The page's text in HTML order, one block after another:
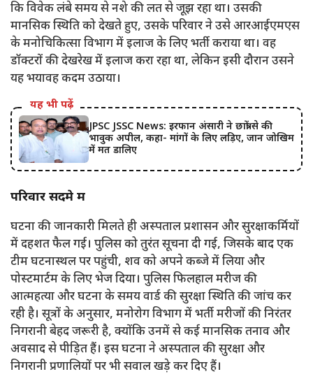
कि विवेक लंबे समय से नशे की लत से जूझ रहा था। उसकी
मानसिक स्थिति को देखते हुए, उसके परिवार ने उसे आरआईएमएस
के मनोचिकित्सा विभाग में इलाज के लिए भर्ती कराया था। वह
डॉक्टरों की देखरेख में इलाज करा रहा था, लेकिन इसी दौरान उसने
यह भयावह कदम उठाया।
यह भी पढ़ें
JPSC JSSC News: इरफान अंसारी ने छात्रों से की
भावुक अपील, कहा- मांगों के लिए लड़िए, जान जोखिम
में मत डालिए
परिवार सदमे में
घटना की जानकारी मिलते ही अस्पताल प्रशासन और सुरक्षाकर्मियों
में दहशत फैल गई। पुलिस को तुरंत सूचना दी गई, जिसके बाद एक
टीम घटनास्थल पर पहुंची, शव को अपने कब्जे में लिया और
पोस्टमार्टम के लिए भेज दिया। पुलिस फिलहाल मरीज की
आत्महत्या और घटना के समय वार्ड की सुरक्षा स्थिति की जांच कर
रही है। सूत्रों के अनुसार, मनोरोग विभाग में भर्ती मरीजों की निरंतर
निगरानी बेहद जरूरी है, क्योंकि उनमें से कई मानसिक तनाव और
अवसाद से पीड़ित हैं। इस घटना ने अस्पताल की सुरक्षा और
निगरानी प्रणालियों पर भी सवाल खड़े कर दिए हैं।